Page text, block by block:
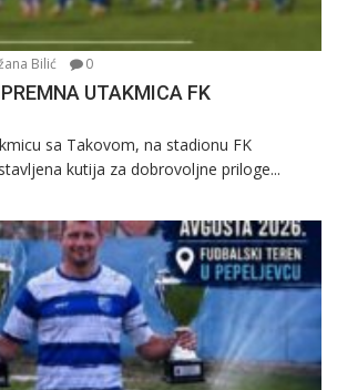
Bilić 0
UTAKMICA FK
sa Takovom, na stadionu FK
kutija za dobrovoljne priloge...